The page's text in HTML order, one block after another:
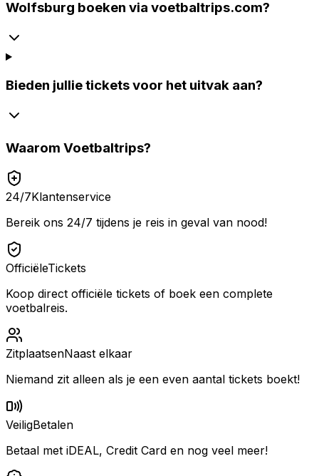
Wolfsburg boeken via voetbaltrips.com?
Bieden jullie tickets voor het uitvak aan?
Waarom Voetbaltrips?
24/7Klantenservice
Bereik ons 24/7 tijdens je reis in geval van nood!
OfficiëleTickets
Koop direct officiële tickets of boek een complete
voetbalreis.
ZitplaatsenNaast elkaar
Niemand zit alleen als je een even aantal tickets boekt!
VeiligBetalen
Betaal met iDEAL, Credit Card en nog veel meer!